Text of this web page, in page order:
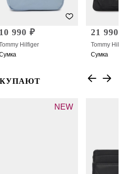
10 990 ₽
Hilfiger
21
Tommy
Сумка
NEW